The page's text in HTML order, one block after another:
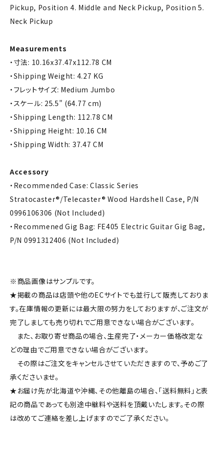
Pickup, Position 4. Middle and Neck Pickup, Position 5.
Neck Pickup
Measurements
・寸法: 10.16x37.47x112.78 CM
・Shipping Weight: 4.27 KG
・フレットサイズ: Medium Jumbo
・スケール: 25.5" (64.77 cm)
・Shipping Length: 112.78 CM
・Shipping Height: 10.16 CM
・Shipping Width: 37.47 CM
Accessory
・Recommended Case: Classic Series
Stratocaster®/Telecaster® Wood Hardshell Case, P/N
0996106306 (Not Included)
・Recommened Gig Bag: FE405 Electric Guitar Gig Bag,
P/N 0991312406 (Not Included)
※商品画像はサンプルです。
★掲載の商品は店頭や他のECサイトでも並行して販売しておりま
す。在庫情報の更新には最大限の努力をしておりますが、ご注文が
完了しましても売り切れでご用意できない場合がございます。
また、お取り寄せ商品の場合、生産完了・メーカー価格改定な
どの理由でご用意できない場合がございます。
その際はご注文をキャンセルさせていただきますので、予めご了
承くださいませ。
★お届け先が北海道や沖縄、その他離島の場合、「送料無料」と表
記の商品であっても別途中継料や送料を頂戴いたします。その際
は改めてご連絡を差し上げますのでご了承ください。